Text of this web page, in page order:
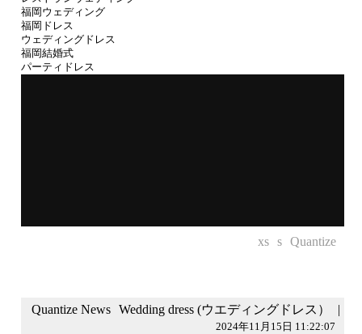
福岡ウェディング
福岡ドレス
ウェディングドレス
福岡結婚式
パーティドレス
xs s Quantize
Quantize News Wedding dress (ウエディングドレス） |
2024年11月15日 11:22:07